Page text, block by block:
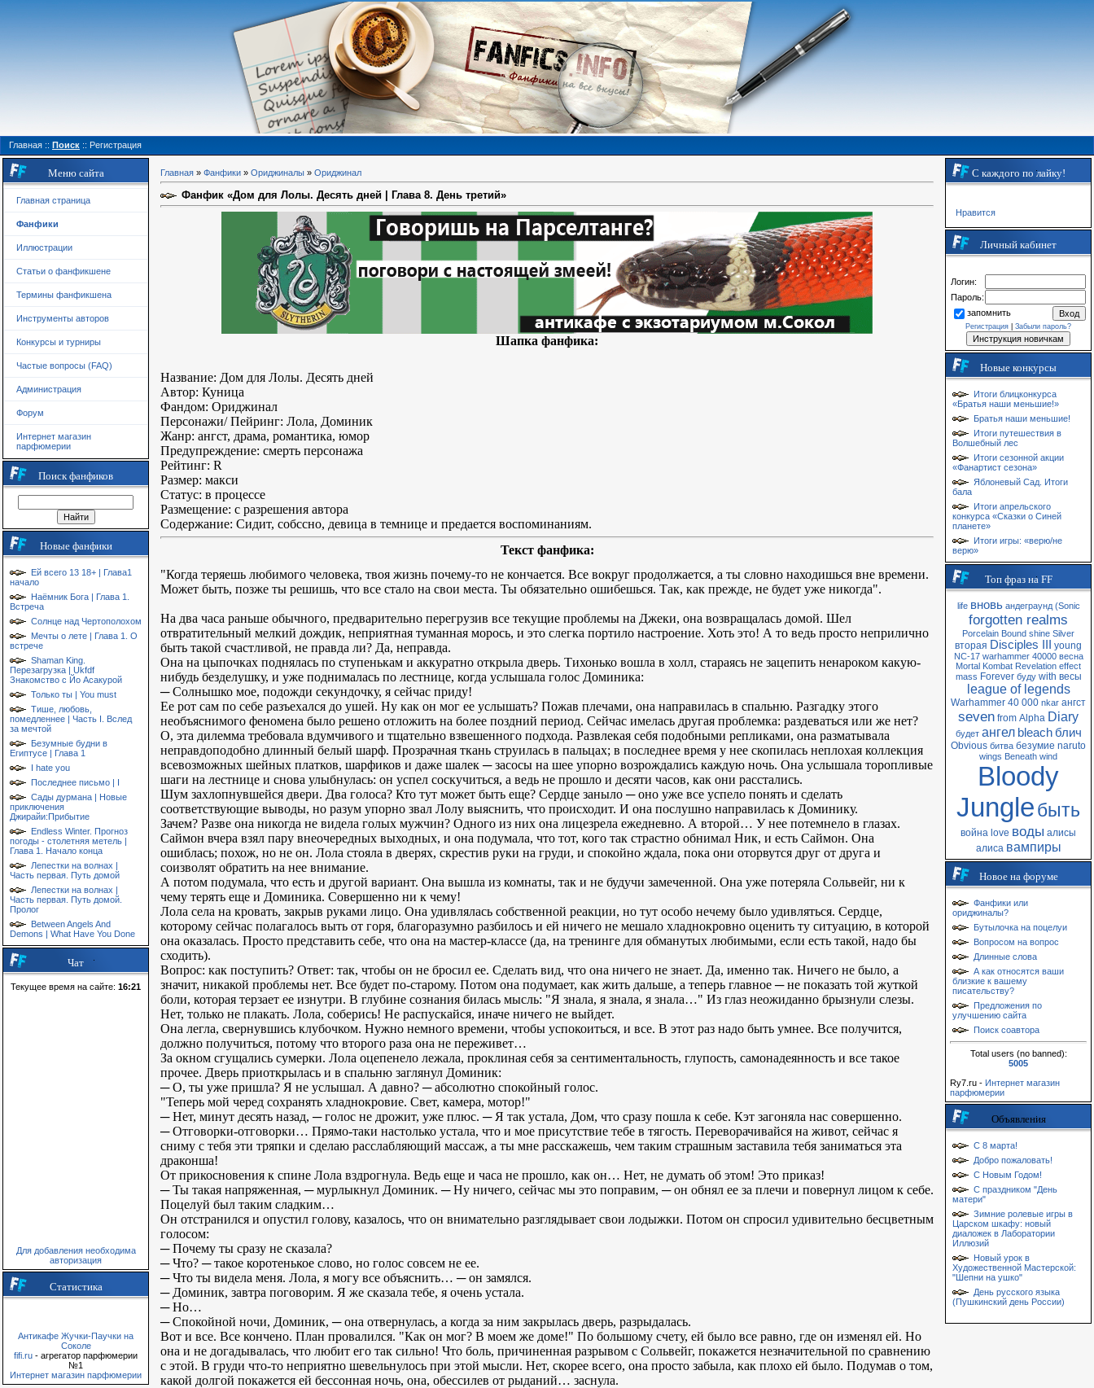
Главная :: Поиск :: Регистрация
Меню сайта
Главная страница
Фанфики
Иллюстрации
Статьи о фанфикшене
Термины фанфикшена
Инструменты авторов
Конкурсы и турниры
Частые вопросы (FAQ)
Администрация
Форум
Интернет магазин
парфюмерии
Поиск фанфиков
Новые фанфики
Ей всего 13 18+ | Глава1
начало
Наёмник Бога | Глава 1.
Встреча
Солнце над Чертополохом
Мечты о лете | Глава 1. О
встрече
Shaman King.
Перезагрузка | Ukfdf
Знакомство с Йо Асакурой
Только ты | You must
Тише, любовь,
помедленнее | Часть I. Вслед
за мечтой
Безумные будни в
Египтусе | Глава 1
I hate you
Последнее письмо | I
Сады дурмана | Новые
приключения
Джирайи:Прибытие
Endless Winter. Прогноз
погоды - столетняя метель |
Глава 1. Начало конца
Лепестки на волнах |
Часть первая. Путь домой
Лепестки на волнах |
Часть первая. Путь домой.
Пролог
Between Angels And
Demons | What Have You Done
Чат
Текущее время на сайте: 16:21
Для добавления необходима
авторизация
Статистика
Антикафе Жучки-Паучки на
Соколе
fifi.ru - агрегатор парфюмерии
№1
Интернет магазин парфюмерии
Главная » Фанфики » Ориджиналы » Ориджинал
Фанфик «Дом для Лолы. Десять дней | Глава 8. День третий»
Шапка фанфика:
Название: Дом для Лолы. Десять дней
Автор: Куница
Фандом: Ориджинал
Персонажи/ Пейринг: Лола, Доминик
Жанр: ангст, драма, романтика, юмор
Предупреждение: смерть персонажа
Рейтинг: R
Размер: макси
Статус: в процессе
Размещение: с разрешения автора
Содержание: Сидит, собссно, девица в темнице и предается воспоминаниям.
Текст фанфика:
"Когда теряешь любимого человека, твоя жизнь почему-то не кончается. Все вокруг продолжается, а ты словно находишься вне времени.
Может быть, позже ты решишь, что все стало на свои места. Ты обязательно ошибешься. Так, как прежде, не будет уже никогда".
На два часа раньше обычного, предварительно перегрузив все текущие проблемы на Джеки, она возвращалась домой. Шел
отвратительный мелкий дождик, неприятная туманная морось, и это слегка портило настроение. Хоть это! А то ведь просто неприлично
быть такой счастливой, не правда ли? Да, неправда.
Она на цыпочках поднялась по ступенькам и аккуратно открыла дверь. Тихонько вошла в холл, стараясь не зацепить ненароком какую-
нибудь безделушку, и уже поднималась по лестнице, когда услышала голос Доминика:
─ Солнышко мое, подожди секундочку, я сейчас приду!
Ее рот сам по себе разъехался до ушей. Ну как он мог ее услышать? Пожав плечами, она направилась в спальню. Разгадку этого
необъяснимого феномена было решено отложить на более поздний период. Сейчас имелась другая проблемка: раздеваться или же нет?
О, эта дилемма требовала вдумчивого и тщательно взвешенного подхода. Развлекая себя подобными репликами, она разматывала
неправдоподобно длинный белый шарф. Прозрачная ткань струилась в пальцах; в последнее время у нее скопилась неплохая коллекция
всевозможных шейных платков, шарфиков и даже шалек ─ засосы на шее упорно возрождались каждую ночь. Она услышала торопливые
шаги на лестнице и снова улыбнулась: он успел соскучиться, а ведь не прошло и десяти часов, как они расстались.
Шум захлопнувшейся двери. Два голоса? Кто тут может быть еще? Сердце заныло ─ оно уже все успело понять и сделать
соответствующие выводы, но разум упорно звал Лолу выяснить, что происходит. И она послушно направилась к Доминику.
Зачем? Разве она никогда не видела голых мужчин? Одного из них она лицезрела ежедневно. А второй… У нее потемнело в глазах.
Саймон вчера взял пару внеочередных выходных, и она подумала, что тот, кого так страстно обнимал Ник, и есть Саймон. Она
ошиблась; похож, но не он. Лола стояла в дверях, скрестив руки на груди, и спокойно ждала, пока они оторвутся друг от друга и
соизволят обратить на нее внимание.
А потом подумала, что есть и другой вариант. Она вышла из комнаты, так и не будучи замеченной. Она уже потеряла Сольвейг, ни к
чему терять еще и Доминика. Совершенно ни к чему!
Лола села на кровать, закрыв руками лицо. Она удивлялась собственной реакции, но тут особо нечему было удивляться. Сердце,
которому сейчас полагалось выть от горя, благоразумно разбилось и ей ничего не мешало хладнокровно оценить ту ситуацию, в которой
она оказалась. Просто представить себе, что она на мастер-классе (да, на тренинге для обманутых любимыми, если есть такой, надо бы
сходить).
Вопрос: как поступить? Ответ: так, чтобы он не бросил ее. Сделать вид, что она ничего не знает. Да, именно так. Ничего не было, а
значит, никакой проблемы нет. Все будет по-старому. Потом она подумает, как жить дальше, а теперь главное ─ не показать той жуткой
боли, которая терзает ее изнутри. В глубине сознания билась мысль: "Я знала, я знала, я знала…" Из глаз неожиданно брызнули слезы.
Нет, только не плакать. Лола, соберись! Не распускайся, иначе ничего не выйдет.
Она легла, свернувшись клубочком. Нужно немного времени, чтобы успокоиться, и все. В этот раз надо быть умнее. Все получится,
должно получиться, потому что второго раза она не переживет…
За окном сгущались сумерки. Лола оцепенело лежала, проклиная себя за сентиментальность, глупость, самонадеянность и все такое
прочее. Дверь приоткрылась и в спальню заглянул Доминик:
─ О, ты уже пришла? Я не услышал. А давно? ─ абсолютно спокойный голос.
"Теперь мой черед сохранять хладнокровие. Свет, камера, мотор!"
─ Нет, минут десять назад, ─ голос не дрожит, уже плюс. ─ Я так устала, Дом, что сразу пошла к себе. Кэт загоняла нас совершенно.
─ Отговорки-отговорки… Прямо-таки настолько устала, что и мое присутствие тебе в тягость. Переворачивайся на живот, сейчас я
сниму с тебя эти тряпки и сделаю расслабляющий массаж, а ты мне расскажешь, чем таким страшным заставила тебя заниматься эта
драконша!
От прикосновения к спине Лола вздрогнула. Ведь еще и часа не прошло, как он… Нет, не думать об этом! Это приказ!
─ Ты такая напряженная, ─ мурлыкнул Доминик. ─ Ну ничего, сейчас мы это поправим, ─ он обнял ее за плечи и повернул лицом к себе.
Поцелуй был таким сладким…
Он отстранился и опустил голову, казалось, что он внимательно разглядывает свои лодыжки. Потом он спросил удивительно бесцветным
голосом:
─ Почему ты сразу не сказала?
─ Что? ─ такое коротенькое слово, но голос совсем не ее.
─ Что ты видела меня. Лола, я могу все объяснить… ─ он замялся.
─ Доминик, завтра поговорим. Я же сказала тебе, я очень устала.
─ Но…
─ Спокойной ночи, Доминик, ─ она отвернулась, а когда за ним закрылась дверь, разрыдалась.
Вот и все. Все кончено. План провалился. "Как он мог? В моем же доме!" По большому счету, ей было все равно, где он изменял ей. Но
она и не догадывалась, что любит его так сильно! Что боль, причиненная разрывом с Сольвейг, покажется незначительной по сравнению
с этой. В груди что-то неприятно шевельнулось при этой мысли. Нет, скорее всего, она просто забыла, как плохо ей было. Подумав о том,
какой долгой покажется ей бессонная ночь, она, обессилев от рыданий… заснула.
С каждого по лайку!
Нравится
Личный кабинет
Логин:
Пароль:
запомнить
Регистрация Забыли пароль?
Новые конкурсы
Итоги блицконкурса
«Братья наши меньшие!»
Братья наши меньшие!
Итоги путешествия в
Волшебный лес
Итоги сезонной акции
«Фанартист сезона»
Яблоневый Сад. Итоги
бала
Итоги апрельского
конкурса «Сказки о Синей
планете»
Итоги игры: «верю/не
верю»
Топ фраз на FF
life вновь андеграунд (Sonic
forgotten realms
Porcelain Bound shine Silver
вторая Disciples III young
NC-17 warhammer 40000 весна
Mortal Kombat Revelation effect
mass Forever буду with весы
league of legends
Warhammer 40 000 nkar ангст
seven from Alpha Diary
будет ангел bleach блич
Obvious битва безумие naruto
wings Beneath wind
Bloody
Jungleбыть
война love воды алисы
алиса вампиры
Новое на форуме
Фанфики или
ориджиналы?
Бутылочка на поцелуи
Вопросом на вопрос
Длинные слова
А как относятся ваши
близкие к вашему
писательству?
Предложения по
улучшению сайта
Поиск соавтора
Total users (no banned):
5005
Ry7.ru - Интернет магазин
парфюмерии
Объявления
С 8 марта!
Добро пожаловать!
С Новым Годом!
С праздником "День
матери"
Зимние ролевые игры в
Царском шкафу: новый
диаложек в Лаборатории
Иллюзий
Новый урок в
Художественной Мастерской:
"Шепни на ушко"
День русского языка
(Пушкинский день России)